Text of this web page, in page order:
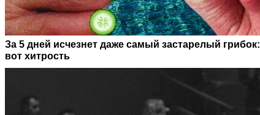
За 5 дней исчезнет даже самый застарелый грибок:
вот хитрость